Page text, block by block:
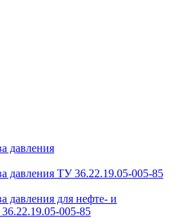
давления
давления ТУ 36.22.19.05-005-85
давления для нефте- и
005-85